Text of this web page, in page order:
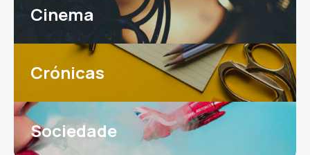
Cinema
Crónicas
Sociedade